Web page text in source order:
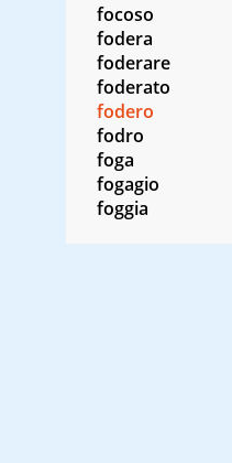
focoso
fodera
foderare
foderato
fodero
fodro
foga
fogagio
foggia